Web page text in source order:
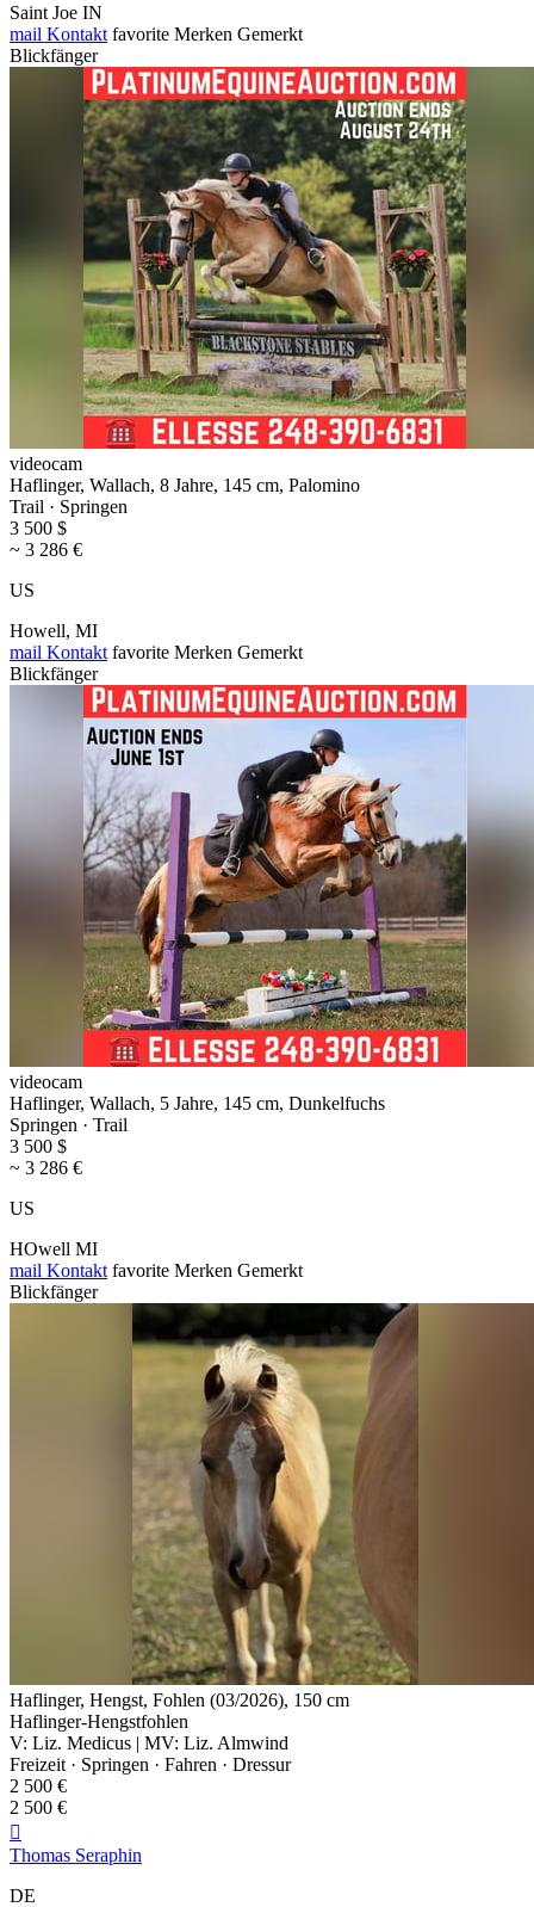
Saint Joe IN
mail Kontakt favorite Merken Gemerkt
Blickfänger
videocam
Haflinger, Wallach, 8 Jahre, 145 cm, Palomino
Trail · Springen
3 500 $
~ 3 286 €
US
Howell, MI
mail Kontakt favorite Merken Gemerkt
Blickfänger
videocam
Haflinger, Wallach, 5 Jahre, 145 cm, Dunkelfuchs
Springen · Trail
3 500 $
~ 3 286 €
US
HOwell MI
mail Kontakt favorite Merken Gemerkt
Blickfänger
Haflinger, Hengst, Fohlen (03/2026), 150 cm
Haflinger-Hengstfohlen
V: Liz. Medicus | MV: Liz. Almwind
Freizeit · Springen · Fahren · Dressur
2 500 €
2 500 €

Thomas Seraphin
DE